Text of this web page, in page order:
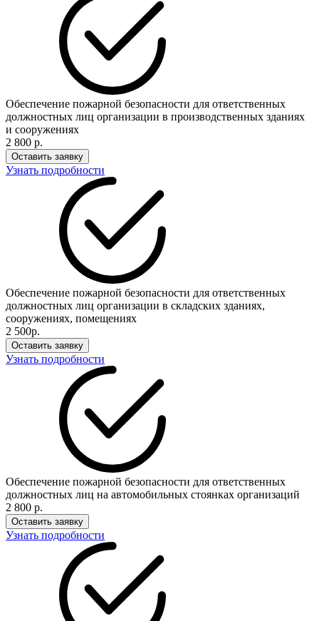
Обеспечение пожарной безопасности для ответственных
должностных лиц организации в производственных зданиях
и сооружениях
2 800 р.
Оставить заявку
Узнать подробности
Обеспечение пожарной безопасности для ответственных
должностных лиц организации в складских зданиях,
сооружениях, помещениях
2 500р.
Оставить заявку
Узнать подробности
Обеспечение пожарной безопасности для ответственных
должностных лиц на автомобильных стоянках организаций
2 800 р.
Оставить заявку
Узнать подробности